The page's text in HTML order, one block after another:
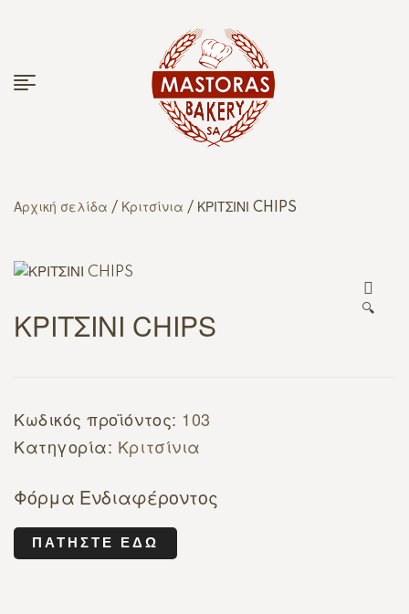
Αρχική σελίδα / Κριτσίνια / ΚΡΙΤΣΙΝΙ CHIPS
🔍
ΚΡΙΤΣΙΝΙ CHIPS
Κωδικός προϊόντος: 103
Κατηγορία: Κριτσίνια
Φόρμα Ενδιαφέροντος
ΠΑΤΉΣΤΕ ΕΔΏ